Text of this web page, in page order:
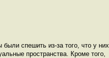
спешить из-за того, что у них
пространства. Кроме того,